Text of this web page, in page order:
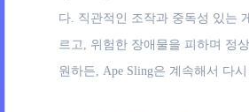
다. 직관적인 조작과 중독성 있는
르고, 위험한 장애물을 피하며 정
원하든, Ape Sling은 계속해서 다